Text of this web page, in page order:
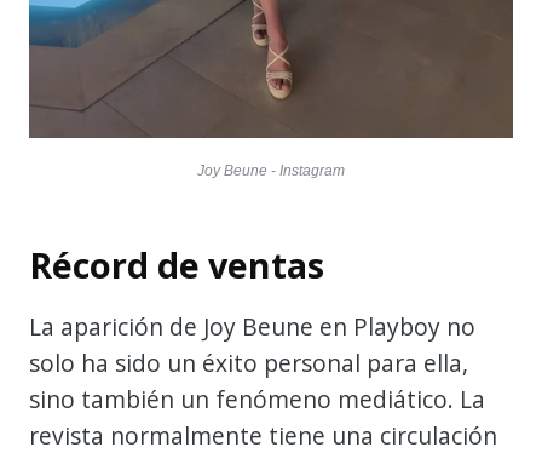
Joy Beune - Instagram
Récord de ventas
La aparición de Joy Beune en Playboy no
solo ha sido un éxito personal para ella,
sino también un fenómeno mediático. La
revista normalmente tiene una circulación